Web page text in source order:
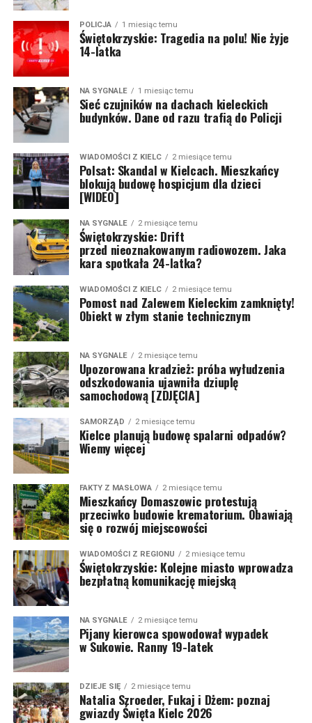
POLICJA 1 miesiąc temu
Świętokrzyskie: Tragedia na polu! Nie żyje
14-latka
NA SYGNALE 1 miesiąc temu
Sieć czujników na dachach kieleckich
budynków. Dane od razu trafią do Policji
WIADOMOŚCI Z KIELC 2 miesiące temu
Polsat: Skandal w Kielcach. Mieszkańcy
blokują budowę hospicjum dla dzieci
[WIDEO]
NA SYGNALE 2 miesiące temu
Świętokrzyskie: Drift
przed nieoznakowanym radiowozem. Jaka
kara spotkała 24-latka?
WIADOMOŚCI Z KIELC 2 miesiące temu
Pomost nad Zalewem Kieleckim zamknięty!
Obiekt w złym stanie technicznym
NA SYGNALE 2 miesiące temu
Upozorowana kradzież: próba wyłudzenia
odszkodowania ujawniła dziuplę
samochodową [ZDJĘCIA]
SAMORZĄD 2 miesiące temu
Kielce planują budowę spalarni odpadów?
Wiemy więcej
FAKTY Z MASŁOWA 2 miesiące temu
Mieszkańcy Domaszowic protestują
przeciwko budowie krematorium. Obawiają
się o rozwój miejscowości
WIADOMOŚCI Z REGIONU 2 miesiące temu
Świętokrzyskie: Kolejne miasto wprowadza
bezpłatną komunikację miejską
NA SYGNALE 2 miesiące temu
Pijany kierowca spowodował wypadek
w Sukowie. Ranny 19-latek
DZIEJE SIĘ 2 miesiące temu
Natalia Szroeder, Fukaj i Dżem: poznaj
gwiazdy Święta Kielc 2026